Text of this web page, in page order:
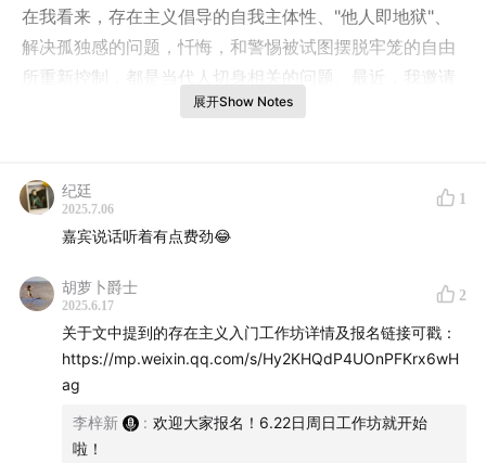
在我看来，存在主义倡导的自我主体性、"他人即地狱"、
解决孤独感的问题，忏悔，和警惕被试图摆脱牢笼的自由
所重新控制，都是当代人切身相关的问题。最近，我邀请
她在三明治开设「存在主义入门」工作坊，这将是一个文
人们为什么总是大半夜睡不着觉刷手机。很多哲学概念听
起来仿佛深奥，事实上与生活（存在）全部息息相关。
【了解存在主义入门工作坊】
可以在「三明治」公众号后台回复「存在主义」获取工作
坊详情。
【时间轴】
李梓新和俞冰夏在杂志社共事的经历。
工作的无意义感：传统媒体行业的衰败与其中的边
展开Show Notes
纪廷
2025.7.06
1
嘉宾说话听着有点费劲😂
胡萝卜爵士
2025.6.17
2
关于文中提到的存在主义入门工作坊详情及报名链接可戳：
https://mp.weixin.qq.com/s/Hy2KHQdP4UOnPFKrx6wH
ag
李梓新 : 欢迎大家报名！6.22日周日工作坊就开始
啦！